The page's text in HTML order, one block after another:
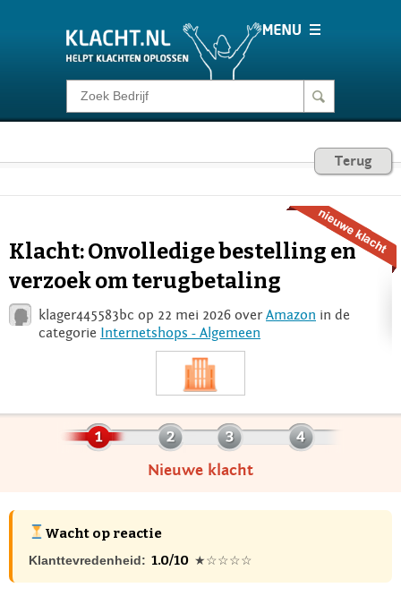
Klacht melden
Consumentenrecht
Voor Bedrijven
Login
Terug
Klacht: Onvolledige bestelling en
verzoek om terugbetaling
klager445583bc op 22 mei 2026 overAmazon in de
categorie Internetshops - Algemeen
Nieuwe klacht
Wacht op reactie
Klanttevredenheid: 1.0/10 ★☆☆☆☆